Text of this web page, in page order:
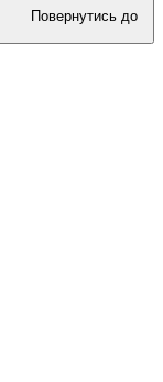
Повернутись до